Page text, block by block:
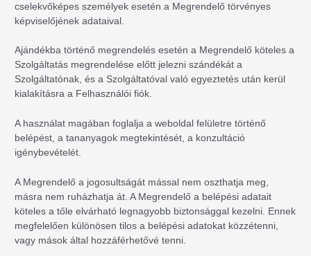
cselekvőképes személyek esetén a Megrendelő törvényes
képviselőjének adataival.
Ajándékba történő megrendelés esetén a Megrendelő köteles a
Szolgáltatás megrendelése előtt jelezni szándékát a
Szolgáltatónak, és a Szolgáltatóval való egyeztetés után kerül
kialakításra a Felhasználói fiók.
A használat magában foglalja a weboldal felületre történő
belépést, a tananyagok megtekintését, a konzultáció
igénybevételét.
A Megrendelő a jogosultságát mással nem oszthatja meg,
másra nem ruházhatja át. A Megrendelő a belépési adatait
köteles a tőle elvárható legnagyobb biztonsággal kezelni. Ennek
megfelelően különösen tilos a belépési adatokat közzétenni,
vagy mások által hozzáférhetővé tenni.